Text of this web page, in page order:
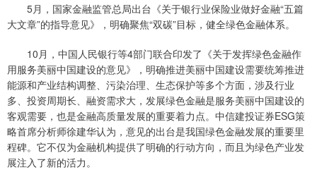
5月，国家金融监管总局出台《关于银行业保险业做好金融“五篇
大文章”的指导意见》，明确聚焦“双碳”目标，健全绿色金融体系。
10月，中国人民银行等4部门联合印发了《关于发挥绿色金融作
用服务美丽中国建设的意见》，明确推进美丽中国建设需要统筹推进
能源和产业结构调整、污染治理、生态保护等多个方面，涉及行业
多、投资周期长、融资需求大，发展绿色金融是服务美丽中国建设的
客观需要，也是金融高质量发展的重要着力点。中信建投证券ESG策
略首席分析师徐建华认为，意见的出台是我国绿色金融发展的重要里
程碑。它不仅为金融机构提供了明确的行动方向，而且为绿色产业发
展注入了新的活力。